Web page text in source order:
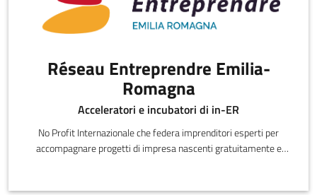
Réseau Entreprendre Emilia-
Romagna
Acceleratori e incubatori di in-ER
No Profit Internazionale che federa imprenditori esperti per
accompagnare progetti di impresa nascenti gratuitamente e